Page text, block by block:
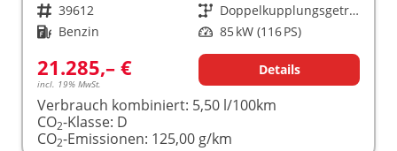
Fahrzeugnr. 39612 Getriebe
Doppelkupplungsgetriebe (DSG)
Kraftstoff Benzin Leistung 85 kW (116 PS)
21.285,– €
incl. 19% MwSt.
Details
Verbrauch kombiniert: 5,50 l/100km
CO2-Klasse: D
CO2-Emissionen: 125,00 g/km